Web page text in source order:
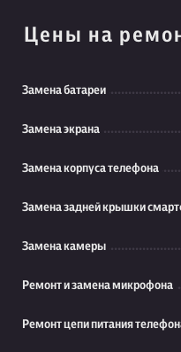
Цены на
Замена батареи
Замена экрана
Замена корпуса телефона
Замена задней крышки
Замена камеры
Ремонт и замена микрофона
Ремонт цепи питания